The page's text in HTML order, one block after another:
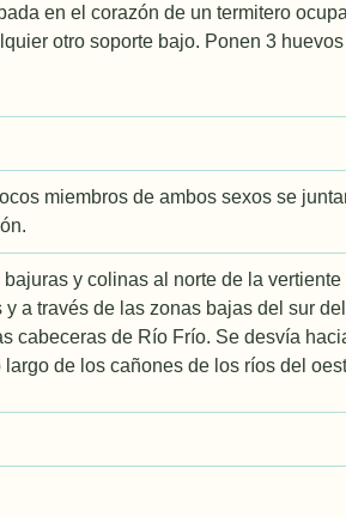
en el corazón de un termitero
otro soporte bajo. Ponen 3
miembros de ambos sexos se
y colinas al norte de la
a través de las zonas bajas del sur
cabeceras de Río Frío. Se desvía
de los cañones de los ríos del